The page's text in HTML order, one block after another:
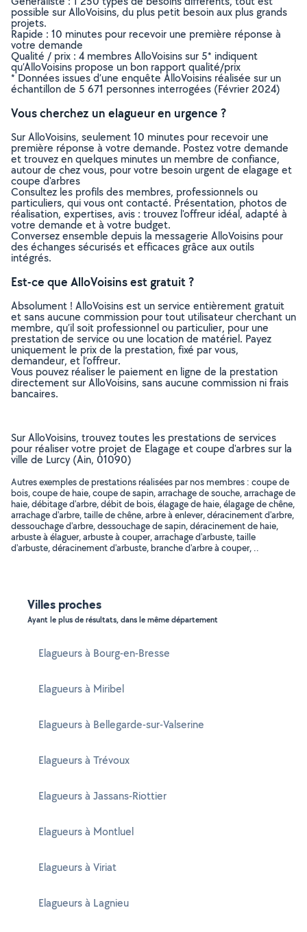
possible sur AlloVoisins, du plus petit besoin aux plus grands
projets.
Rapide : 10 minutes pour recevoir une première réponse à
votre demande
Qualité / prix : 4 membres AlloVoisins sur 5* indiquent
qu’AlloVoisins propose un bon rapport qualité/prix
* Données issues d’une enquête AlloVoisins réalisée sur un
échantillon de 5 671 personnes interrogées (Février 2024)
Vous cherchez un elagueur en urgence ?
Sur AlloVoisins, seulement 10 minutes pour recevoir une
première réponse à votre demande. Postez votre demande
et trouvez en quelques minutes un membre de confiance,
autour de chez vous, pour votre besoin urgent de elagage et
coupe d'arbres
Consultez les profils des membres, professionnels ou
particuliers, qui vous ont contacté. Présentation, photos de
réalisation, expertises, avis : trouvez l'offreur idéal, adapté à
votre demande et à votre budget.
Conversez ensemble depuis la messagerie AlloVoisins pour
des échanges sécurisés et efficaces grâce aux outils
intégrés.
Est-ce que AlloVoisins est gratuit ?
Absolument ! AlloVoisins est un service entièrement gratuit
et sans aucune commission pour tout utilisateur cherchant un
membre, qu’il soit professionnel ou particulier, pour une
prestation de service ou une location de matériel. Payez
uniquement le prix de la prestation, fixé par vous,
demandeur, et l’offreur.
Vous pouvez réaliser le paiement en ligne de la prestation
directement sur AlloVoisins, sans aucune commission ni frais
bancaires.
Sur AlloVoisins, trouvez toutes les prestations de services
pour réaliser votre projet de Elagage et coupe d'arbres sur la
ville de Lurcy (Ain, 01090)
Autres exemples de prestations réalisées par nos membres : coupe de
bois, coupe de haie, coupe de sapin, arrachage de souche, arrachage de
haie, débitage d'arbre, débit de bois, élagage de haie, élagage de chêne,
arrachage d'arbre, taille de chêne, arbre à enlever, déracinement d'arbre,
dessouchage d'arbre, dessouchage de sapin, déracinement de haie,
arbuste à élaguer, arbuste à couper, arrachage d'arbuste, taille
d'arbuste, déracinement d'arbuste, branche d'arbre à couper, ..
Villes proches
Ayant le plus de résultats, dans le même département
Elagueurs à Bourg-en-Bresse
Elagueurs à Miribel
Elagueurs à Bellegarde-sur-Valserine
Elagueurs à Trévoux
Elagueurs à Jassans-Riottier
Elagueurs à Montluel
Elagueurs à Viriat
Elagueurs à Lagnieu